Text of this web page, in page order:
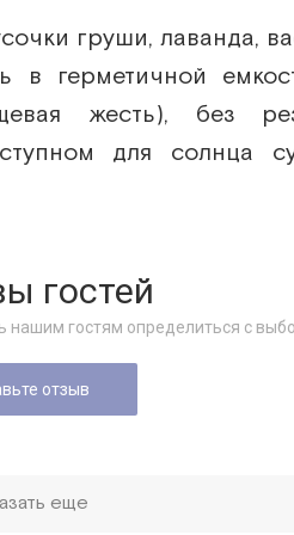
груши, лаванда,
в герметичной
жесть), без
для солнца
гостей
нашим гостям определиться с
отзыв
еще